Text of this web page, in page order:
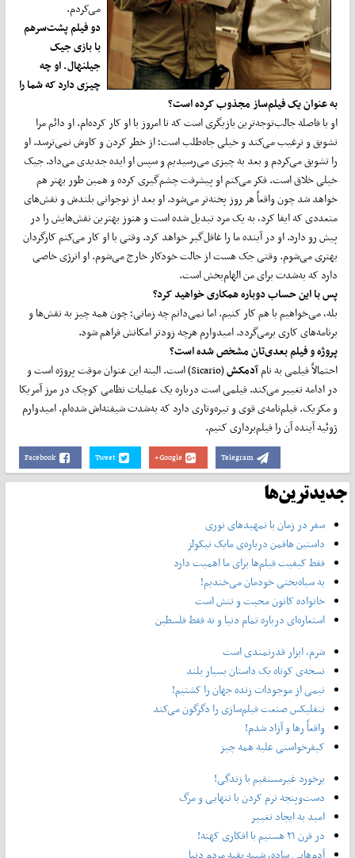
می‌کردم.
دو فیلم پشت‌سرهم
با بازی جیک
جیلنهال. او چه
چیزی دارد که شما را
به عنوان یک فیلم‌ساز مجذوب کرده است؟
او با فاصله جالب‌توجه‌ترین بازیگری است که تا امروز با او کار کرده‌ام. او دائم مرا
تشویق و ترغیب می‌کند و خیلی جاه‌طلب است؛ از خطر کردن و کاوش نمی‌ترسد. او
را تشویق می‌کردم و بعد به چیزی می‌رسیدیم و سپس او ایده جدیدی می‌داد. جیک
خیلی خلاق است. فکر می‌کنم او پیشرفت چشم‌گیری کرده و همین طور بهتر هم
خواهد شد چون واقعاً هر روز پخته‌تر می‌شود. او بعد از نوجوانی بلندش و نقش‌های
متعددی که ایفا کرد، به یک مرد تبدیل شده است و هنوز بهترین نقش‌هایش را در
پیش رو دارد. او در آینده ما را غافل‌گیر خواهد کرد. وقتی با او کار می‌کنم کارگردان
بهتری می‌شوم. وقتی جک هست از حالت خودکار خارج می‌شوم. او انرژی خاصی
دارد که به‌شدت برای من الهام‌بخش است.
پس با این حساب دوباره همکاری خواهید کرد؟
بله، می‌خواهیم با هم کار کنیم. اما نمی‌دانم چه زمانی؛ چون همه چیز به نقش‌ها و
برنامه‌های کاری برمی‌گردد. امیدوارم هرچه زودتر امکانش فراهم شود.
پروژه و فیلم بعدی‌تان مشخص شده است؟
احتمالاً فیلمی به نامآدمکش
(Sicario) است. البته این عنوان موقت پروژه است و
در ادامه تغییر می‌کند. فیلمی است درباره یک عملیات نظامی کوچک در مرز آمریکا
و مکزیک. فیلم‌نامه‌ی قوی و تیره‌وتاری دارد که به‌شدت شیفته‌اش شده‌ام. امیدوارم
ژوئیه آینده آن را فیلم‌برداری کنیم.
Facebook Tweet Google+ Telegram
جدیدترین‌ها
سفر در زمان با تمهیدهای نوری
داستین هافمن درباره‌ی مایک نیکولز
فقط کیفیت فیلم‌ها برای ما اهمیت دارد
به سیاه‌بختی خودمان می‌خندیم!
خانواده کانون محبت و تنش است
استعاره‌ای درباره تمام دنیا و نه فقط فلسطین
شرم، ابزار قدرتمندی است
نسخه‌ی کوتاه یک داستان بسیار بلند
نیمی از موجودات زنده جهان را کشتیم!
نتفلیکس صنعت فیلم‌سازی را دگرگون می‌کند
واقعاً رها و آزاد شدم!
کیفرخواستی علیه همه چیز
برخورد غیرمستقیم با زندگی!
دست‌وپنجه نرم کردن با تنهایی و مرگ
امید به ایجاد تغییر
در قرن ۲۱ هستیم با افکاری کهنه!